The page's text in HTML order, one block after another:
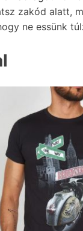
zakód alatt,
ne essünk